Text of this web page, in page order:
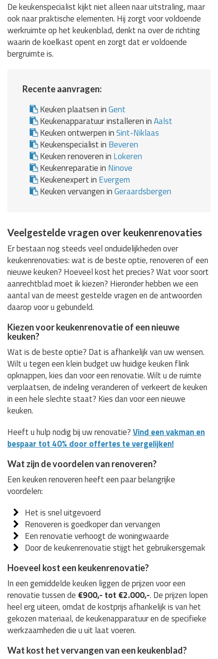
De keukenspecialist kijkt niet alleen naar uitstraling, maar
ook naar praktische elementen. Hij zorgt voor voldoende
werkruimte op het keukenblad, denkt na over de richting
waarin de koelkast opent en zorgt dat er voldoende
bergruimte is.
Recente aanvragen:
Keuken plaatsen inGent
Keukenapparatuur installeren inAalst
Keuken ontwerpen inSint-Niklaas
Keukenspecialist in Beveren
Keuken renoveren in Lokeren
Keukenreparatie in Ninove
Keukenexpert in Evergem
Keuken vervangen inGeraardsbergen
Veelgestelde vragen over keukenrenovaties
Er bestaan nog steeds veel onduidelijkheden over
keukenrenovaties: wat is de beste optie, renoveren of een
nieuwe keuken? Hoeveel kost het precies? Wat voor soort
aanrechtblad moet ik kiezen? Hieronder hebben we een
aantal van de meest gestelde vragen en de antwoorden
daarop voor u gebundeld.
Kiezen voor keukenrenovatie of een nieuwe
keuken?
Wat is de beste optie? Dat is afhankelijk van uw wensen.
Wilt u tegen een klein budget uw huidige keuken flink
opknappen, kies dan voor een renovatie. Wilt u de ruimte
verplaatsen, de indeling veranderen of verkeert de keuken
in een hele slechte staat? Kies dan voor een nieuwe
keuken.
Heeft u hulp nodig bij uw renovatie?Vind een vakman en
bespaar tot 40% door offertes te vergelijken!
Wat zijn de voordelen van renoveren?
Een keuken renoveren heeft een paar belangrijke
voordelen:
Het is snel uitgevoerd
Renoveren is goedkoper dan vervangen
Een renovatie verhoogt de woningwaarde
Door de keukenrenovatie stijgt het gebruikersgemak
Hoeveel kost een keukenrenovatie?
In een gemiddelde keuken liggen de prijzen voor een
renovatie tussen de €900,- tot €2.000,-. De prijzen lopen
heel erg uiteen, omdat de kostprijs afhankelijk is van het
gekozen materiaal, de keukenapparatuur en de specifieke
werkzaamheden die u uit laat voeren.
Wat kost het vervangen van een keukenblad?